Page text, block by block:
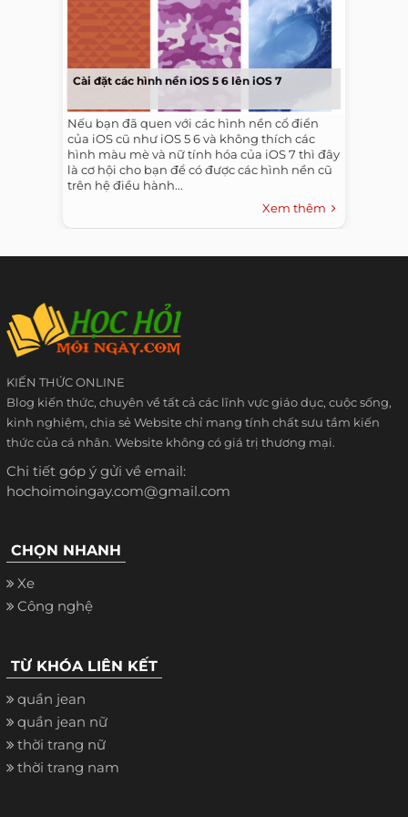
Cài đặt các hình nền iOS 5 6 lên iOS 7
Nếu bạn đã quen với các hình nền cổ điển
của iOS cũ như iOS 5 6 và không thích các
hình màu mè và nữ tính hóa của iOS 7 thì đây
là cơ hội cho bạn để có được các hình nền cũ
trên hệ điều hành...
Xem thêm
KIẾN THỨC ONLINE
Blog kiến thức, chuyên về tất cả các lĩnh vực giáo dục, cuộc sống,
kinh nghiệm, chia sẻ Website chỉ mang tính chất sưu tầm kiến
thức của cá nhân. Website không có giá trị thương mại.
Chi tiết góp ý gửi về email:
hochoimoingay.com@gmail.com
CHỌN NHANH
Xe
Công nghệ
TỪ KHÓA LIÊN KẾT
quần jean
quần jean nữ
thời trang nữ
thời trang nam